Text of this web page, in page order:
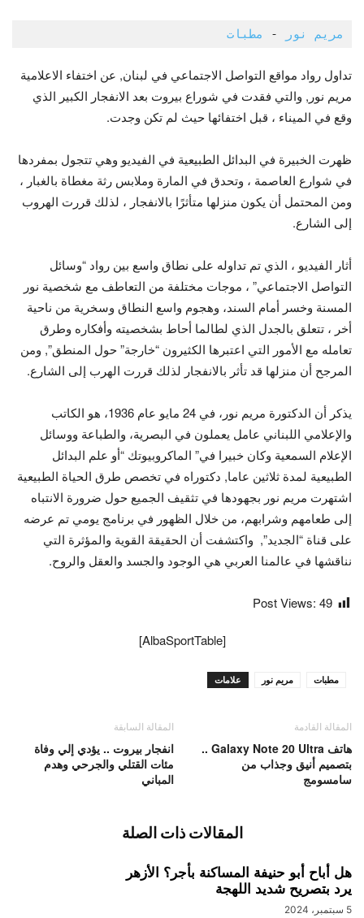
مريم نور - مطبات
تداول رواد مواقع التواصل الاجتماعي في لبنان, عن اختفاء الاعلامية
مريم نور, والتي فقدت في شوراع بيروت بعد الانفجار الكبير الذي
وقع في الميناء ، قبل اختفائها حيث لم تكن وجدت.
ظهرت الخبيرة في البدائل الطبيعية في الفيديو وهي تتجول بمفردها
في شوارع العاصمة ، وتحدق في المارة وملابس رثة مغطاة بالغبار ،
ومن المحتمل أن يكون منزلها متأثرًا بالانفجار ، لذلك قررت الهروب
إلى الشارع.
أثار الفيديو ، الذي تم تداوله على نطاق واسع بين رواد “وسائل
التواصل الاجتماعي” ، موجات مختلفة من التعاطف مع شخصية نور
المسنة وخسر أمام السند، وهجوم واسع النطاق وسخرية من ناحية
أخر ، تتعلق بالجدل الذي لطالما أحاط بشخصيته وأفكاره وطرق
تعامله مع الأمور التي اعتبرها الكثيرون “خارجة” حول المنطق”, ومن
المرجح أن منزلها قد تأثر بالانفجار لذلك قررت الهرب إلى الشارع.
يذكر أن الدكتورة مريم نور، في 24 مايو عام 1936، هو الكاتب
والإعلامي اللبناني عامل يعملون في البصرية، والطباعة ووسائل
الإعلام السمعية وكان خبيرا في” الماكروبيوتك “أو علم البدائل
الطبيعية لمدة ثلاثين عاما, دكتوراه في تخصص طرق الحياة الطبيعية
اشتهرت مريم نور بجهودها في تثقيف الجميع حول ضرورة الانتباه
إلى طعامهم وشرابهم، من خلال الظهور في برنامج يومي تم عرضه
على قناة “الجديد”, واكتشفت أن الحقيقة القوية والمؤثرة التي
نناقشها في عالمنا العربي هي الوجود والجسد والعقل والروح.
Post Views: 49
[AlbaSportTable]
علامات مريم نور مطبات
المقالة السابقة
انفجار بيروت .. يؤدي إلي وفاة
مئات القتلي والجرحي وهدم
المباني
المقالة القادمة
هاتف Galaxy Note 20 Ultra ..
بتصميم أنيق وجذاب من
سامسومج
المقالات ذات الصلة
هل أباح أبو حنيفة المساكنة بأجر؟ الأزهر
يرد بتصريح شديد اللهجة
5 سبتمبر، 2024